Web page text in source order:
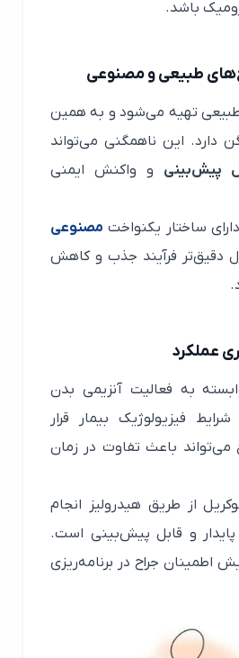
باشد.
طبیعی و مصنوعی
تهیه می‌شود و به همین
این ناهمگنی می‌تواند
و واکنش ایمنی
ساختار یکنواختمصنوعی
فرآیند جذب و کاهش
عملکرد
به فعالیت آنزیمی بدن
فیزیولوژیک بیمار قرار
باعث تفاوت در زمان
از طریق هیدرولیز انجام
و قابل پیش‌بینی است.
اطمینان جراح در برنامه‌ریزی